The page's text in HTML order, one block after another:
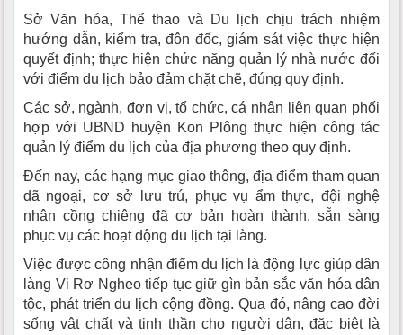
Sở Văn hóa, Thể thao và Du lịch chịu trách nhiệm
hướng dẫn, kiểm tra, đôn đốc, giám sát việc thực hiện
quyết định; thực hiện chức năng quản lý nhà nước đối
với điểm du lịch bảo đảm chặt chẽ, đúng quy định.
Các sở, ngành, đơn vị, tổ chức, cá nhân liên quan phối
hợp với UBND huyện Kon Plông thực hiện công tác
quản lý điểm du lịch của địa phương theo quy định.
Đến nay, các hạng mục giao thông, địa điểm tham quan
dã ngoại, cơ sở lưu trú, phục vụ ẩm thực, đội nghệ
nhân cồng chiêng đã cơ bản hoàn thành, sẵn sàng
phục vụ các hoạt động du lịch tại làng.
Việc được công nhận điểm du lịch là động lực giúp dân
làng Vi Rơ Ngheo tiếp tục giữ gìn bản sắc văn hóa dân
tộc, phát triển du lịch cộng đồng. Qua đó, nâng cao đời
sống vật chất và tinh thần cho người dân, đặc biệt là